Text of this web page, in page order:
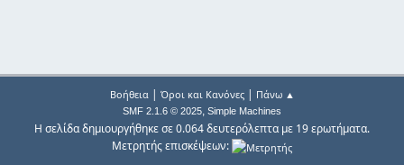
Βοήθεια| Όροι και Κανόνες| Πάνω ▲
SMF 2.1.6 © 2025, Simple Machines
Η σελίδα δημιουργήθηκε σε 0.064 δευτερόλεπτα με 19 ερωτήματα.
Μετρητής επισκέψεων: